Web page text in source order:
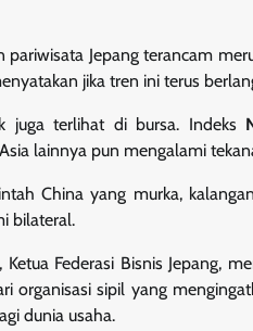
pariwisata Jepang terancam
jika tren ini terus
juga terlihat di bursa. Indeks
lainnya pun mengalami
China yang murka,
bilateral.
Ketua Federasi Bisnis Jepang,
organisasi sipil yang
dunia usaha.